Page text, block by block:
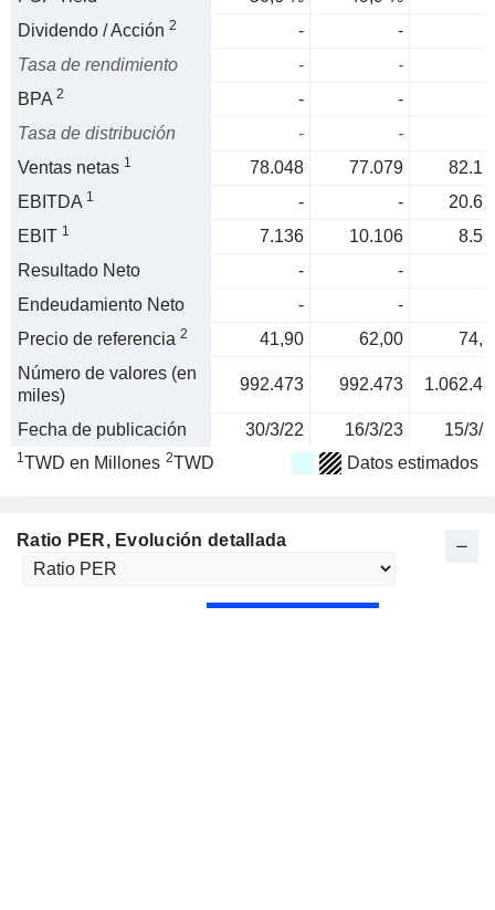
Dividendo / Acción 2 -
-
Tasa de rendimiento
-
-
BPA 2 -
-
Tasa de distribución
-
-
Ventas netas 1 78.048 77.079
EBITDA 1 - -
EBIT 1 7.136 10.106
Resultado Neto
-
-
Endeudamiento Neto
-
-
Precio de referencia 2 41,90 62,00
Número de valores (en
miles)
992.473 992.473
Fecha de publicación 30/3/22 16/3/23 15/3/
1TWD en Millones 2TWD Datos estimados
Ratio PER, Evolución detallada